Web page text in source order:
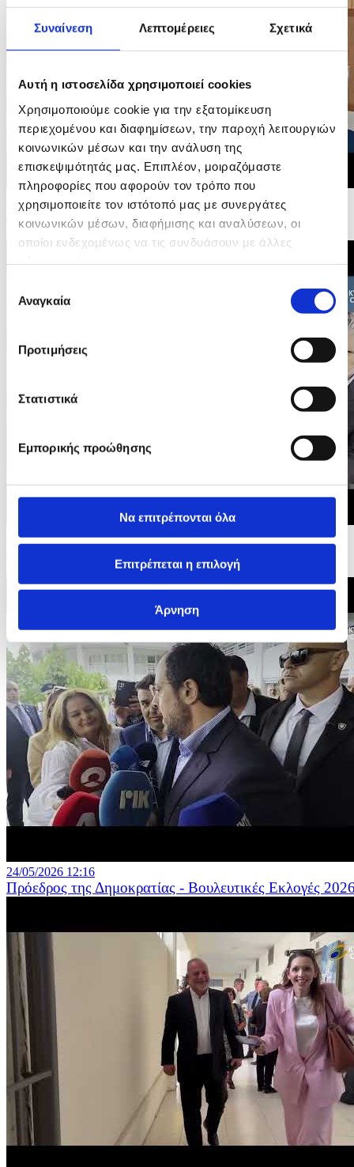
Συναίνεση Λεπτομέρειες Σχετικά
Αυτή η ιστοσελίδα χρησιμοποιεί cookies
Χρησιμοποιούμε cookie για την εξατομίκευση
περιεχομένου και διαφημίσεων, την παροχή λειτουργιών
κοινωνικών μέσων και την ανάλυση της
επισκεψιμότητάς μας. Επιπλέον, μοιραζόμαστε
πληροφορίες που αφορούν τον τρόπο που
χρησιμοποιείτε τον ιστότοπό μας με συνεργάτες
κοινωνικών μέσων, διαφήμισης και αναλύσεων, οι
οποίοι ενδεχομένως να τις συνδυάσουν με άλλες
των υπηρεσιών τους.
συγκατάθεσης
Αναγκαία
Προτιμήσεις
Στατιστικά
Εμπορικής προώθησης
Να επιτρέπονται όλα
Επιτρέπεται η επιλογή
Άρνηση
24/05/2026 12:35
Συμπρόεδρος Βόλτ Ανδρομάχη Σοφοκλέους -
Βουλευτικές Εκλογές 2026
24/05/2026 12:29
Πρώην Πρόεδρος της Βουλής, Γιαννάκης Ομήρου -
Βουλευτικές Εκλογές 2026
24/05/2026 12:16
Πρόεδρος της Δημοκρατίας - Βουλευτικές Εκλογές